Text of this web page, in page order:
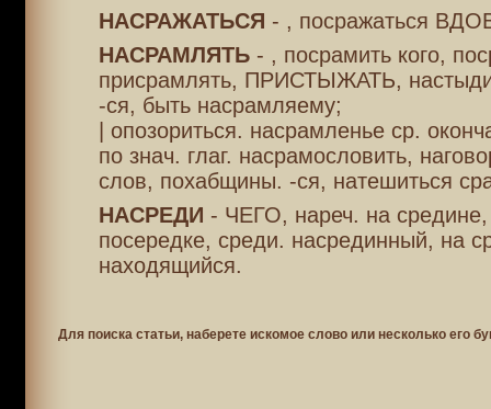
НАСРАЖАТЬСЯ - , посражаться
НАСРАМЛЯТЬ- , посрамить кого,
присрамлять, ПРИСТЫЖАТЬ,
-ся, быть насрамляему;
| опозориться. насрамленье ср.
по знач. глаг. насрамословить,
слов, похабщины. -ся, натешиться
НАСРЕДИ - ЧЕГО, нареч. на
посередке, среди. насрединный, на
находящийся.
Для поиска статьи, наберете искомое слово или несколько его